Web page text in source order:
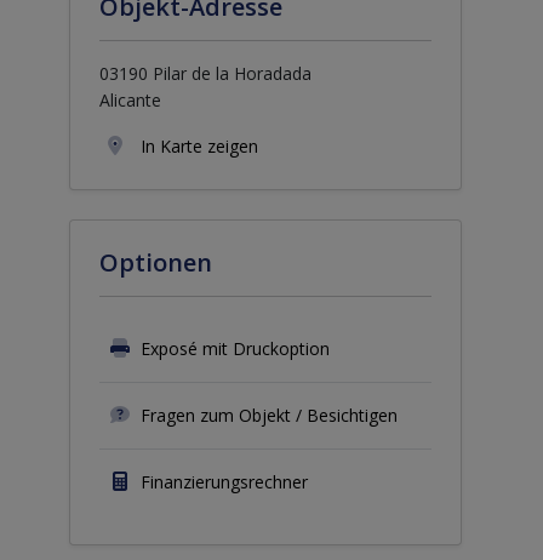
Objekt-Adresse
03190 Pilar de la Horadada
Alicante
In Karte zeigen
Optionen
Exposé mit Druckoption
Fragen zum Objekt / Besichtigen
Finanzierungsrechner